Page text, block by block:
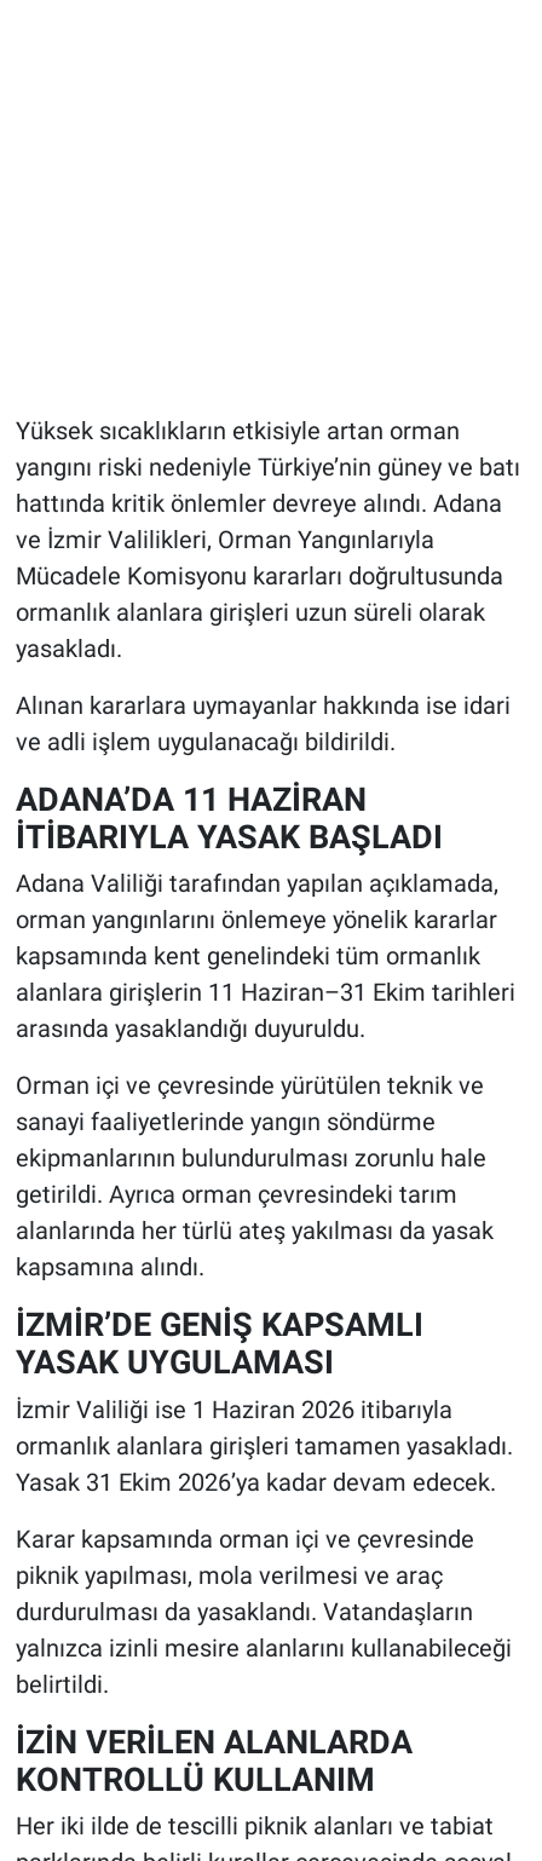
Yüksek sıcaklıkların etkisiyle artan orman
yangını riski nedeniyle Türkiye’nin güney ve batı
hattında kritik önlemler devreye alındı. Adana
ve İzmir Valilikleri, Orman Yangınlarıyla
Mücadele Komisyonu kararları doğrultusunda
ormanlık alanlara girişleri uzun süreli olarak
yasakladı.
Alınan kararlara uymayanlar hakkında ise idari
ve adli işlem uygulanacağı bildirildi.
ADANA’DA 11 HAZİRAN
İTİBARIYLA YASAK BAŞLADI
Adana Valiliği tarafından yapılan açıklamada,
orman yangınlarını önlemeye yönelik kararlar
kapsamında kent genelindeki tüm ormanlık
alanlara girişlerin 11 Haziran–31 Ekim tarihleri
arasında yasaklandığı duyuruldu.
Orman içi ve çevresinde yürütülen teknik ve
sanayi faaliyetlerinde yangın söndürme
ekipmanlarının bulundurulması zorunlu hale
getirildi. Ayrıca orman çevresindeki tarım
alanlarında her türlü ateş yakılması da yasak
kapsamına alındı.
İZMİR’DE GENİŞ KAPSAMLI
YASAK UYGULAMASI
İzmir Valiliği ise 1 Haziran 2026 itibarıyla
ormanlık alanlara girişleri tamamen yasakladı.
Yasak 31 Ekim 2026’ya kadar devam edecek.
Karar kapsamında orman içi ve çevresinde
piknik yapılması, mola verilmesi ve araç
durdurulması da yasaklandı. Vatandaşların
yalnızca izinli mesire alanlarını kullanabileceği
belirtildi.
İZİN VERİLEN ALANLARDA
KONTROLLÜ KULLANIM
Her iki ilde de tescilli piknik alanları ve tabiat